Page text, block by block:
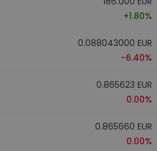
+1.80%
0.088043000 EUR
-6.40%
0.865623 EUR
0.00%
0.865660 EUR
0.00%